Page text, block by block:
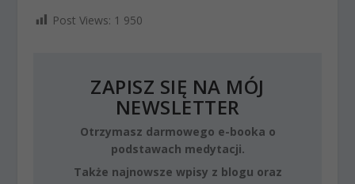
Post Views: 1 950
ZAPISZ SIĘ NA MÓJ
NEWSLETTER
Otrzymasz darmowego e-booka o
podstawach medytacji.
Także najnowsze wpisy z blogu oraz